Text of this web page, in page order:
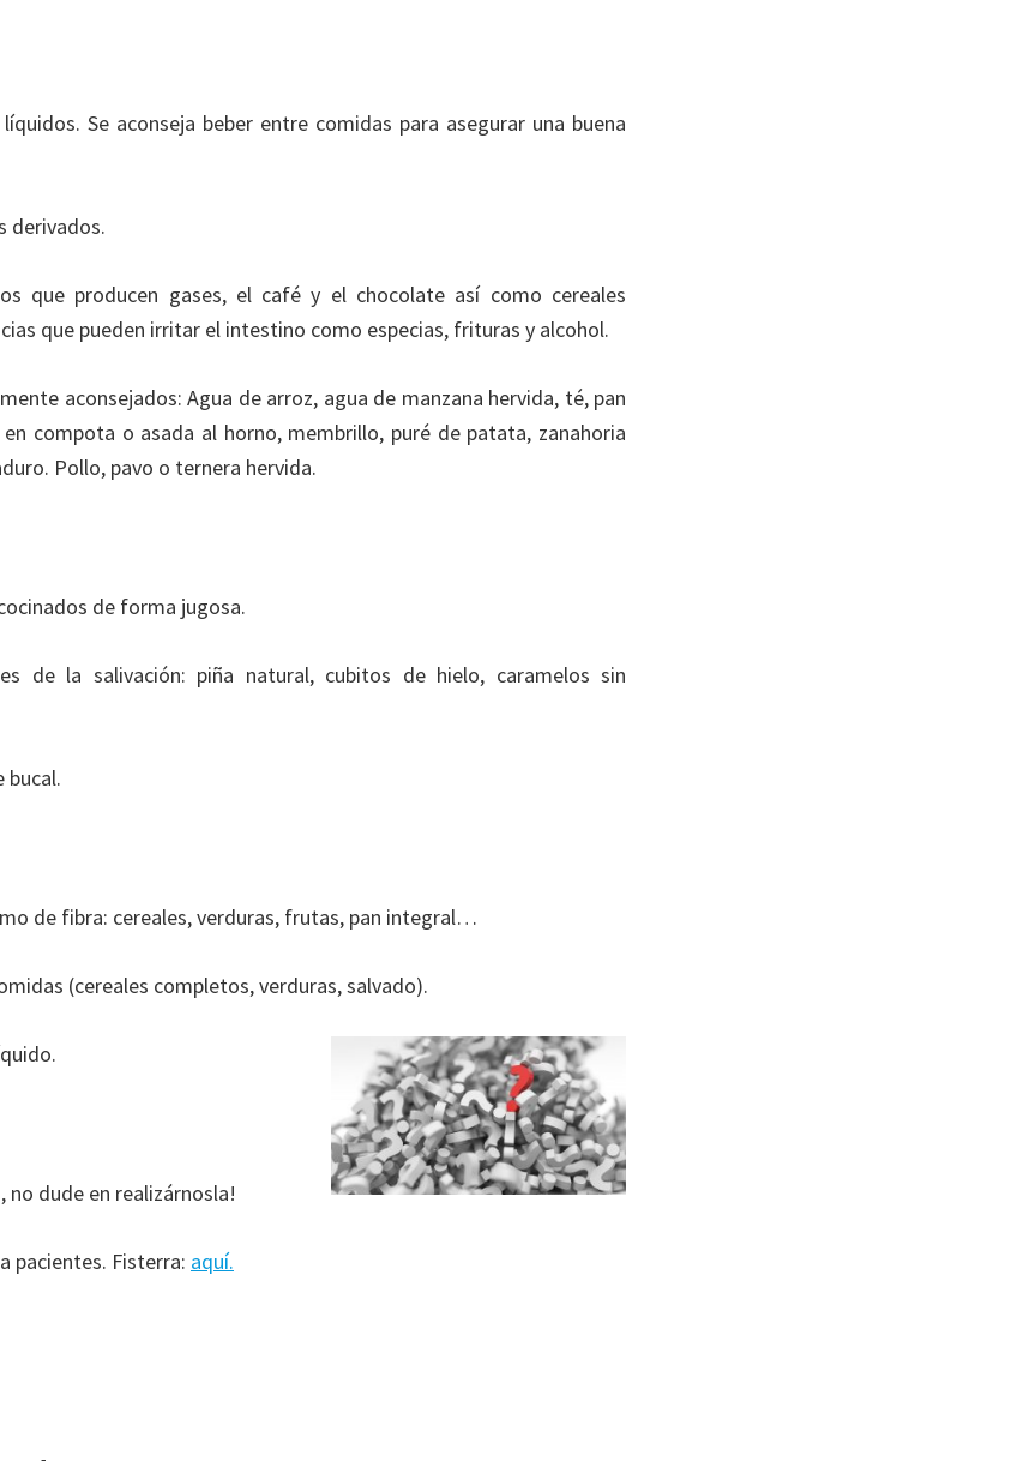
Se aconseja beber entre comidas para asegurar una buena
derivados.
que producen gases, el café y el chocolate así como cereales
que pueden irritar el intestino como especias, frituras y alcohol.
aconsejados: Agua de arroz, agua de manzana hervida, té, pan
compota o asada al horno, membrillo, puré de patata, zanahoria
Pollo, pavo o ternera hervida.
de forma jugosa.
de la salivación: piña natural, cubitos de hielo, caramelos sin
bucal.
de fibra: cereales, verduras, frutas, pan integral…
(cereales completos, verduras, salvado).
no dude en realizárnosla!
pacientes. Fisterra: aquí.